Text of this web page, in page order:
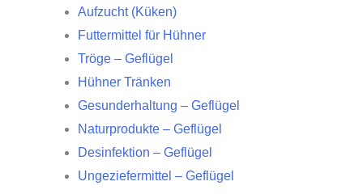
Aufzucht (Küken)
Futtermittel für Hühner
Tröge – Geflügel
Hühner Tränken
Gesunderhaltung – Geflügel
Naturprodukte – Geflügel
Desinfektion – Geflügel
Ungeziefermittel – Geflügel